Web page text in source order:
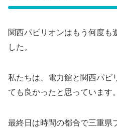
関西パビリオンはもう何度も
した。
私たちは、電力館と関西パビ
ても良かったと思っています。
最終日は時間の都合で三重県